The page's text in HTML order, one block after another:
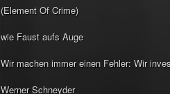
(Element Of Crime)
wie Faust aufs Auge
Wir machen immer einen Fehler: Wir
Werner Schneyder